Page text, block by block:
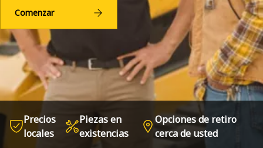
Comenzar
Precios
locales
Piezas en
existencias
Opciones de retiro
cerca de usted